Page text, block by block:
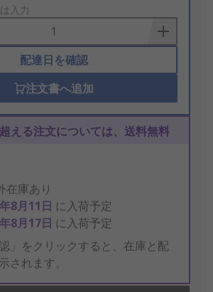
入力
配達日を確認
注文書へ追加
える注文については、送料無料
在庫あり
8月11日 に入荷予定
8月17日 に入荷予定
」をクリックすると、在庫と配
されます。